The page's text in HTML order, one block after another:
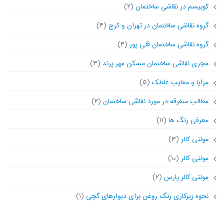
کوبیسم در نقاشی ساختمان (۲)
گروه نقاشی ساختمان در تهران و کرج (۴)
گروه نقاشی ساختمان قلی پور (۴)
مجری نقاشی ساختمان مسکن مهر پرند (۳)
مزایا و معایب غلطک (۵)
مطالب متفرقه در مورد نقاشی ساختمان (۲)
معرفی رنگ ها (۱۱)
مولتی کالر (۳)
مولتی کالر (۱۰)
مولتی کالر پارس (۲)
نحوه زیرکاری رنگ روغن برای دیوارهای گچی (۱)